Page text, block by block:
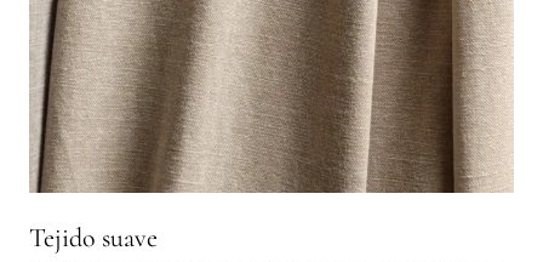
Tejido suave